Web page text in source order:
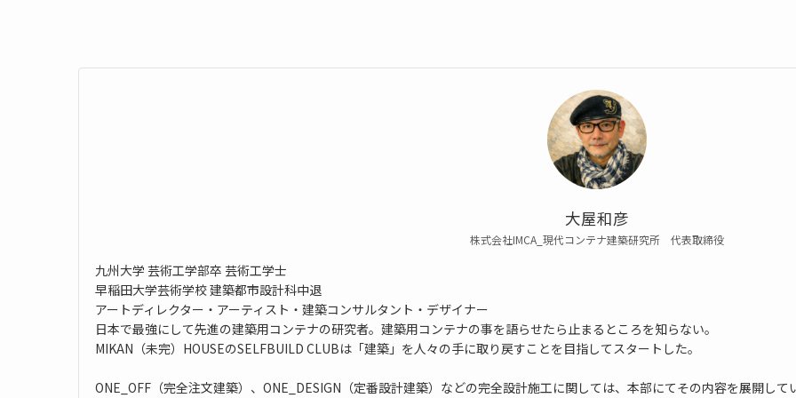
大屋和彦
株式会社IMCA_現代コンテナ建築研究所 代表取締役
九州大学 芸術工学部卒 芸術工学士
早稲田大学芸術学校 建築都市設計科中退
アートディレクター・アーティスト・建築コンサルタント・デザイナー
日本で最強にして先進の建築用コンテナの研究者。建築用コンテナの事を語らせたら止まるところを知らない。
MIKAN（未完）HOUSEのSELFBUILD CLUBは「建築」を人々の手に取り戻すことを目指してスタートした。
ONE_OFF（完全注文建築）、ONE_DESIGN（定番設計建築）などの完全設計施工に関しては、本部にてその内容を展開して